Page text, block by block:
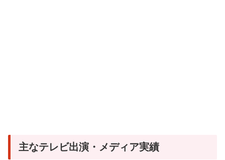
主なテレビ出演・メディア実績